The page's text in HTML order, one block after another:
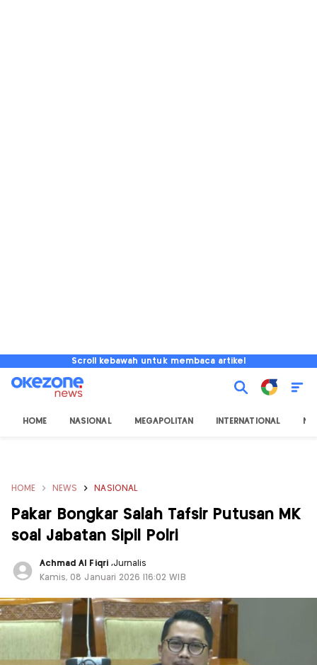
Scroll kebawah untuk membaca artikel
HOME NASIONAL MEGAPOLITAN INTERNATIONAL
HOME NEWS NASIONAL
Pakar Bongkar Salah Tafsir Putusan MK
soal Jabatan Sipil Polri
Achmad Al Fiqri ,Jurnalis
Kamis, 08 Januari 2026 |16:02 WIB